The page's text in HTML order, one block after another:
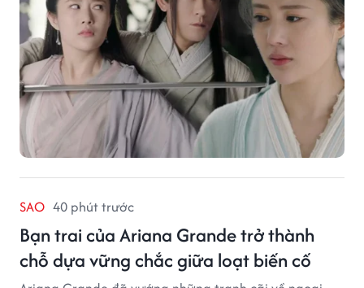
SAO 40 phút trước
Bạn trai của Ariana Grande trở thành
chỗ dựa vững chắc giữa loạt biến cố